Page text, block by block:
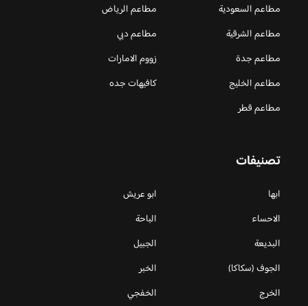
مطاعم السعودية
مطاعم الرياض
مطاعم الشرقية
مطاعم دبي
مطاعم جدة
زووم الامارات
مطاعم الخليج
كافيهات جده
مطاعم قطر
تصنيفات
ابها
ابو عريش
الاحساء
الباحة
البديعة
الجبيل
الجوف (سكاكا)
الخبر
الخرج
الخفجي